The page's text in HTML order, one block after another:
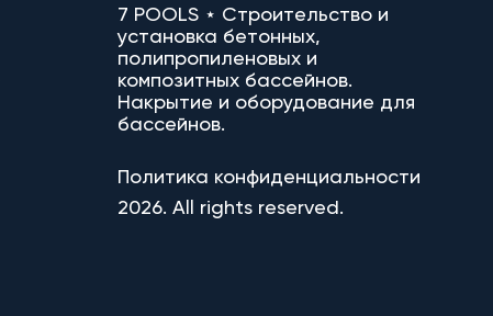
7 POOLS ⋆ Строительство и
установка бетонных,
полипропиленовых и
композитных бассейнов.
Накрытие и оборудование для
бассейнов.
Политика конфиденциальности
2026. All rights reserved.